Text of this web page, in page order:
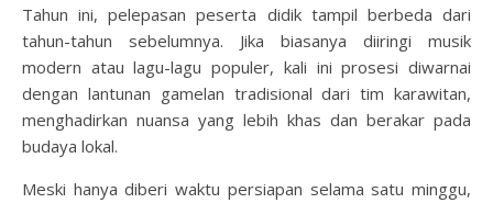
Tahun ini, pelepasan peserta didik tampil berbeda dari
tahun-tahun sebelumnya. Jika biasanya diiringi musik
modern atau lagu-lagu populer, kali ini prosesi diwarnai
dengan lantunan gamelan tradisional dari tim karawitan,
menghadirkan nuansa yang lebih khas dan berakar pada
budaya lokal.
Meski hanya diberi waktu persiapan selama satu minggu,